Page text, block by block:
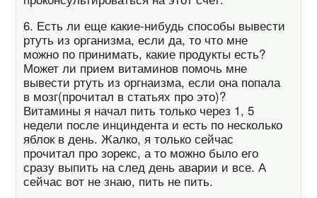
6. Есть ли еще какие-нибудь способы вывести
ртуть из организма, если да, то что мне
можно по принимать, какие продукты есть?
Может ли прием витаминов помочь мне
вывести ртуть из оргнаизма, если она попала
в мозг(прочитал в статьях про это)?
Витамины я начал пить только через 1, 5
недели после инциндента и есть по несколько
яблок в день. Жалко, я только сейчас
прочитал про зорекс, а то можно было его
сразу выпить на след день аварии и все. А
сейчас вот не знаю, пить не пить.